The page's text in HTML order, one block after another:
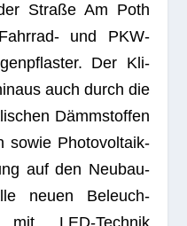
Straße Am Poth
und PKW-
Der Kli­
auch durch die
Dämm­stof­fen
sowie Pho­to­vol­ta­ik­
auf den Neu­bau­
neuen Beleuch­